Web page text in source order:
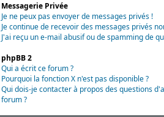
Messagerie Privée
Je ne peux pas envoyer de messages privés !
Je continue de recevoir des messages privés
J'ai reçu un e-mail abusif ou de spamming de
phpBB 2
Qui a écrit ce forum ?
Pourquoi la fonction X n'est pas disponible ?
Qui dois-je contacter à propos des questions
forum ?